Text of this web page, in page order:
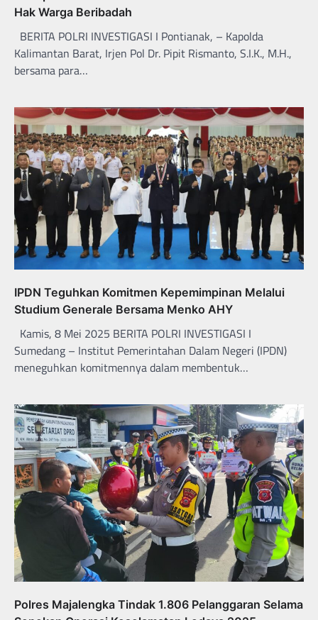
Hak Warga Beribadah
BERITA POLRI INVESTIGASI I Pontianak, – Kapolda
Kalimantan Barat, Irjen Pol Dr. Pipit Rismanto, S.I.K., M.H.,
bersama para…
IPDN Teguhkan Komitmen Kepemimpinan Melalui
Studium Generale Bersama Menko AHY
Kamis, 8 Mei 2025 BERITA POLRI INVESTIGASI I
Sumedang – Institut Pemerintahan Dalam Negeri (IPDN)
meneguhkan komitmennya dalam membentuk…
Polres Majalengka Tindak 1.806 Pelanggaran Selama